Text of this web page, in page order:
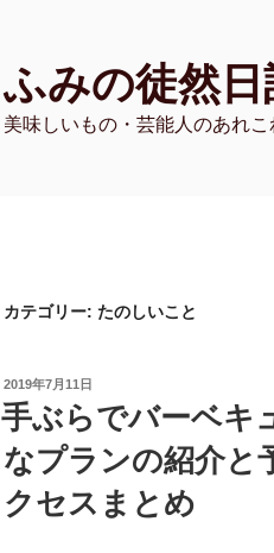
ふみの徒然日
美味しいもの・芸能人のあれ
カテゴリー: たのしいこと
投
稿
日:
2019年7月11日
手ぶらでバーベキ
なプランの紹介と
クセスまとめ